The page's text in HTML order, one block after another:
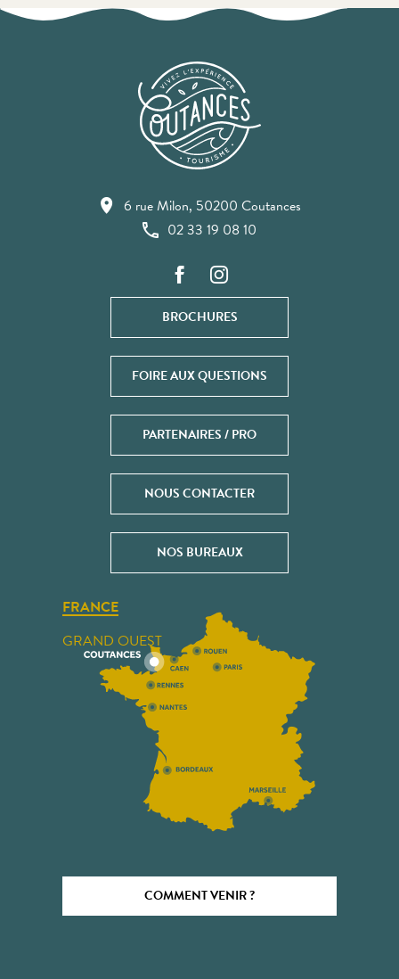
6 rue Milon, 50200 Coutances
02 33 19 08 10
BROCHURES
FOIRE AUX QUESTIONS
PARTENAIRES / PRO
NOUS CONTACTER
NOS BUREAUX
FRANCE
GRAND OUEST
COMMENT VENIR ?